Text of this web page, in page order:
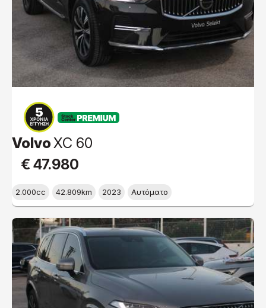
PREMIUM
VolvoXC 60
€ 47.980
2.000cc 42.809km 2023 Αυτόματο